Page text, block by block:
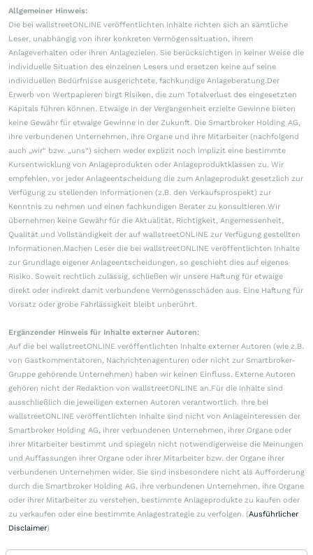
Allgemeiner Hinweis:
Die bei wallstreetONLINE veröffentlichten Inhalte richten sich an sämtliche
Leser, unabhängig von ihrer konkreten Vermögenssituation, ihrem
Anlageverhalten oder ihren Anlagezielen. Sie berücksichtigen in keiner Weise die
individuelle Situation des einzelnen Lesers und ersetzen keine auf seine
individuellen Bedürfnisse ausgerichtete, fachkundige Anlageberatung.Der
Erwerb von Wertpapieren birgt Risiken, die zum Totalverlust des eingesetzten
Kapitals führen können. Etwaige in der Vergangenheit erzielte Gewinne bieten
keine Gewähr für etwaige Gewinne in der Zukunft. Die Smartbroker Holding AG,
ihre verbundenen Unternehmen, ihre Organe und ihre Mitarbeiter (nachfolgend
auch „wir“ bzw. „uns“) sichern weder explizit noch implizit eine bestimmte
Kursentwicklung von Anlageprodukten oder Anlageproduktklassen zu. Wir
empfehlen, vor jeder Anlageentscheidung die zum Anlageprodukt gesetzlich zur
Verfügung zu stellenden Informationen (z.B. den Verkaufsprospekt) zur
Kenntnis zu nehmen und einen fachkundigen Berater zu konsultieren.Wir
übernehmen keine Gewähr für die Aktualität, Richtigkeit, Angemessenheit,
Qualität und Vollständigkeit der auf wallstreetONLINE zur Verfügung gestellten
Informationen.Machen Leser die bei wallstreetONLINE veröffentlichten Inhalte
zur Grundlage eigener Anlageentscheidungen, so geschieht dies auf eigenes
Risiko. Soweit rechtlich zulässig, schließen wir unsere Haftung für etwaige
direkt oder indirekt damit verbundene Vermögensschäden aus. Eine Haftung für
Vorsatz oder grobe Fahrlässigkeit bleibt unberührt.
Ergänzender Hinweis für Inhalte externer Autoren:
Auf die bei wallstreetONLINE veröffentlichten Inhalte externer Autoren (wie z.B.
von Gastkommentatoren, Nachrichtenagenturen oder nicht zur Smartbroker-
Gruppe gehörende Unternehmen) haben wir keinen Einfluss. Externe Autoren
gehören nicht der Redaktion von wallstreetONLINE an.Für die Inhalte sind
ausschließlich die jeweiligen externen Autoren verantwortlich. Ihre bei
wallstreetONLINE veröffentlichten Inhalte sind nicht von Anlageinteressen der
Smartbroker Holding AG, ihrer verbundenen Unternehmen, ihrer Organe oder
ihrer Mitarbeiter bestimmt und spiegeln nicht notwendigerweise die Meinungen
und Auffassungen ihrer Organe oder ihrer Mitarbeiter bzw. der Organe ihrer
verbundenen Unternehmen wider. Sie sind insbesondere nicht als Aufforderung
durch die Smartbroker Holding AG, ihre verbundenen Unternehmen, ihre Organe
oder ihrer Mitarbeiter zu verstehen, bestimmte Anlageprodukte zu kaufen oder
zu verkaufen oder eine bestimmte Anlagestrategie zu verfolgen. (Ausführlicher
Disclaimer)